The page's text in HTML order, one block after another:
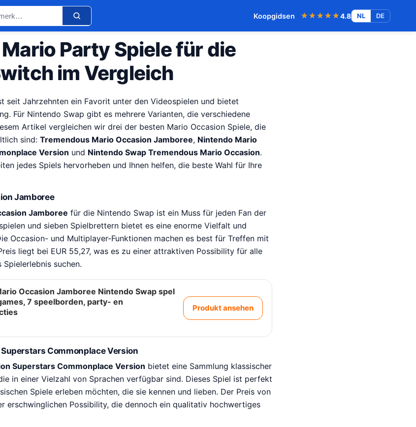
Koopgidsen ★★★★★
★★★★★4.8 NL DE
Party Spiele für die
im Vergleich
seit Jahrzehnten ein Favorit unter den Videospielen und bietet
Für Nintendo Swap gibt es mehrere Varianten, die verschiedene
Artikel vergleichen wir drei der besten Mario Occasion Spiele, die
sind: Tremendous Mario Occasion Jamboree, Nintendo Mario
Version und Nintendo Swap Tremendous Mario Occasion.
jedes Spiels hervorheben und Ihnen helfen, die beste Wahl für Ihre
Jamboree
Jamboree für die Nintendo Swap ist ein Muss für jeden Fan der
und sieben Spielbrettern bietet es eine enorme Vielfalt und
Occasion- und Multiplayer-Funktionen machen es best für Treffen mit
liegt bei EUR 55,27, was es zu einer attraktiven Possibility für alle
suchen.
Occasion Jamboree Nintendo Swap spel
7 speelborden, party- en
Produkt ansehen
Commonplace Version
Superstars Commonplace Version bietet eine Sammlung klassischer
in einer Vielzahl von Sprachen verfügbar sind. Dieses Spiel ist perfekt
Spiele erleben möchten, die sie kennen und lieben. Der Preis von
erschwinglichen Possibility, die dennoch ein qualitativ hochwertiges